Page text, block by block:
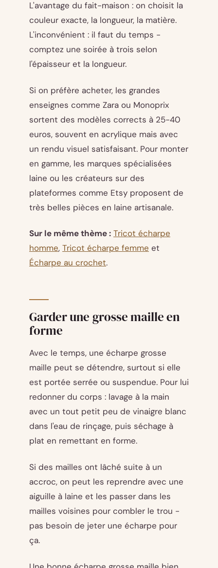
L'avantage du fait-maison : on choisit la
couleur exacte, la longueur, la matière.
L'inconvénient : il faut du temps -
comptez une soirée à trois selon
l'épaisseur et la longueur.
Si on préfère acheter, les grandes
enseignes comme Zara ou Monoprix
sortent des modèles corrects à 25-40
euros, souvent en acrylique mais avec
un rendu visuel satisfaisant. Pour monter
en gamme, les marques spécialisées
laine ou les créateurs sur des
plateformes comme Etsy proposent de
très belles pièces en laine artisanale.
Sur le même thème : Tricot écharpe
homme, Tricot écharpe femme et
Écharpe au crochet.
Garder une grosse maille en
forme
Avec le temps, une écharpe grosse
maille peut se détendre, surtout si elle
est portée serrée ou suspendue. Pour lui
redonner du corps : lavage à la main
avec un tout petit peu de vinaigre blanc
dans l'eau de rinçage, puis séchage à
plat en remettant en forme.
Si des mailles ont lâché suite à un
accroc, on peut les reprendre avec une
aiguille à laine et les passer dans les
mailles voisines pour combler le trou -
pas besoin de jeter une écharpe pour
ça.